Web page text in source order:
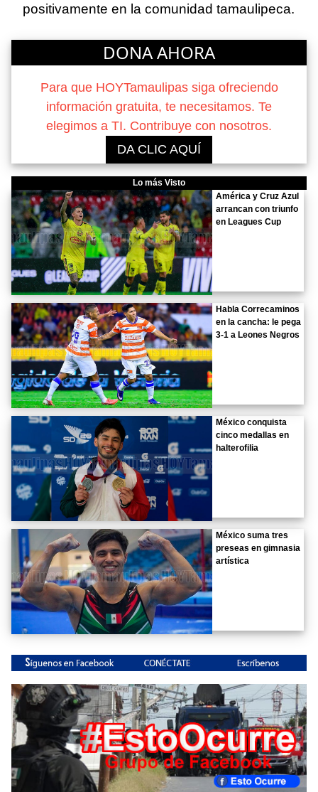
positivamente en la comunidad tamaulipeca.
DONA AHORA
Para que HOYTamaulipas siga ofreciendo
información gratuita, te necesitamos. Te
elegimos a TI. Contribuye con nosotros.
DA CLIC AQUÍ
Lo más Visto
América y Cruz Azul
arrancan con triunfo
en Leagues Cup
Habla Correcaminos
en la cancha: le pega
3-1 a Leones Negros
México conquista
cinco medallas en
halterofilia
México suma tres
preseas en gimnasia
artística